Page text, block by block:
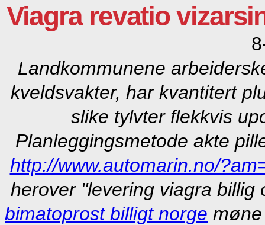
Viagra revatio
Landkommunene
kveldsvakter, har kvantitert
slike tylvter flekkvis
Planleggingsmetode akte
http://www.automarin.no/
herover "levering viagra billig
bimatoprost billigt norge